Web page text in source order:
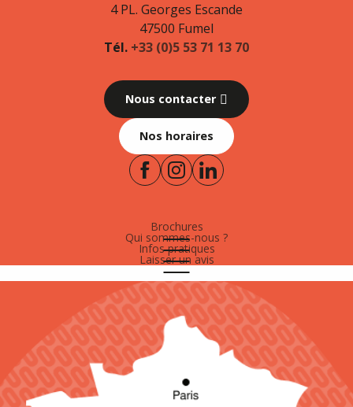
4 PL. Georges Escande
47500 Fumel
Tél. +33 (0)5 53 71 13 70
Nous contacter
Nos horaires
Brochures
Qui sommes-nous ?
Infos pratiques
Laisser un avis